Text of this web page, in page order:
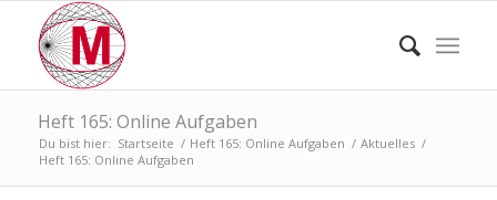
Heft 165: Online Aufgaben
Du bist hier: Startseite / Heft 165: Online Aufgaben / Aktuelles /
Heft 165: Online Aufgaben